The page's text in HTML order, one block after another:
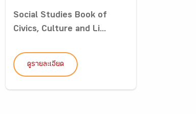
Social Studies Book of
Civics, Culture and Li...
ดูรายละเอียด